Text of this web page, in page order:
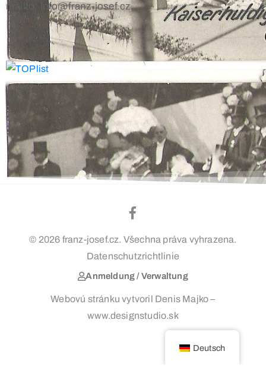
mailto: info@franz-josef.cz
© 2026 franz-josef.cz. Všechna práva vyhrazena.
Datenschutzrichtlinie
Anmeldung / Verwaltung
Webovú stránku vytvoril Denis Majko –
www.designstudio.sk
Deutsch